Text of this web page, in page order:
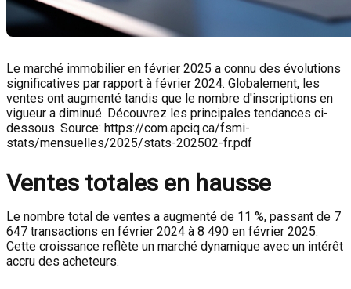
Le marché immobilier en février 2025 a connu des évolutions
significatives par rapport à février 2024. Globalement, les
ventes ont augmenté tandis que le nombre d'inscriptions en
vigueur a diminué. Découvrez les principales tendances ci-
dessous. Source: https://com.apciq.ca/fsmi-
stats/mensuelles/2025/stats-202502-fr.pdf
Ventes totales en hausse
Le nombre total de ventes a augmenté de 11 %, passant de 7
647 transactions en février 2024 à 8 490 en février 2025.
Cette croissance reflète un marché dynamique avec un intérêt
accru des acheteurs.